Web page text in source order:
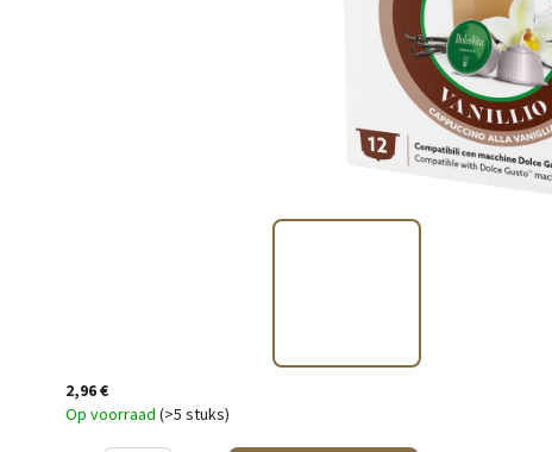
2,96 €
Op voorraad (>5 stuks)